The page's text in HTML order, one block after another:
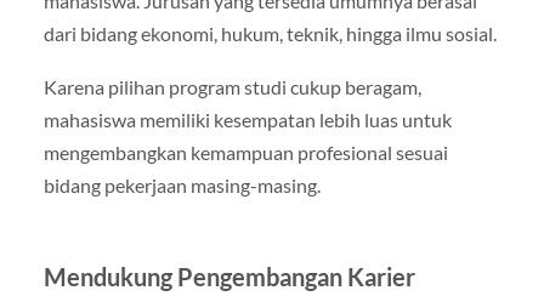
dari bidang ekonomi, hukum, teknik, hingga ilmu sosial.
Karena pilihan program studi cukup beragam,
mahasiswa memiliki kesempatan lebih luas untuk
mengembangkan kemampuan profesional sesuai
bidang pekerjaan masing-masing.
Mendukung Pengembangan Karier